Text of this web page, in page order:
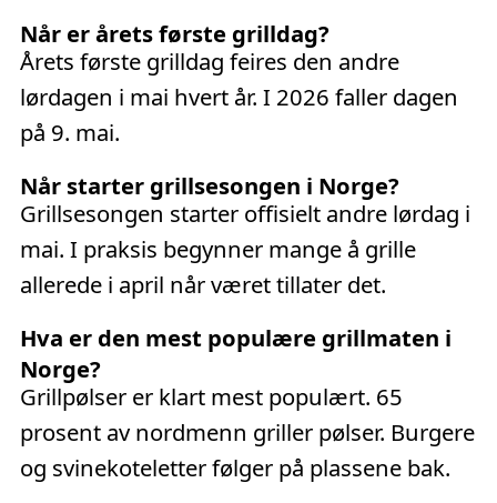
Når er årets første grilldag?
Årets første grilldag feires den andre
lørdagen i mai hvert år. I 2026 faller dagen
på 9. mai.
Når starter grillsesongen i Norge?
Grillsesongen starter offisielt andre lørdag i
mai. I praksis begynner mange å grille
allerede i april når været tillater det.
Hva er den mest populære grillmaten i
Norge?
Grillpølser er klart mest populært. 65
prosent av nordmenn griller pølser. Burgere
og svinekoteletter følger på plassene bak.